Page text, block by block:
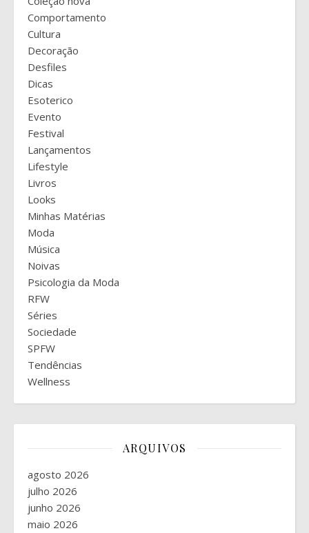
Comportamento
Cultura
Decoração
Desfiles
Dicas
Esoterico
Evento
Festival
Lançamentos
Lifestyle
Livros
Looks
Minhas Matérias
Moda
Música
Noivas
Psicologia da Moda
RFW
Séries
Sociedade
SPFW
Tendências
Wellness
ARQUIVOS
agosto 2026
julho 2026
junho 2026
maio 2026